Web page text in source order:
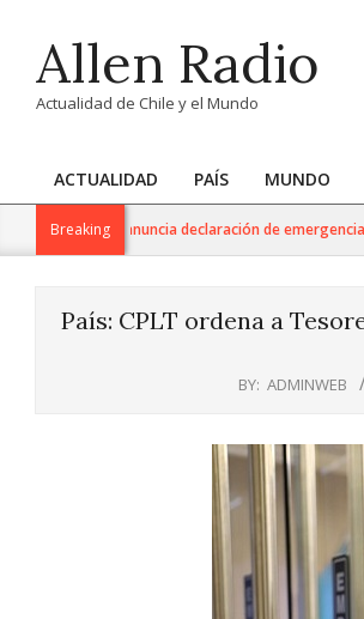
contentAllen Radio
Actualidad de Chile y el Mundo
Primary
Navigation
ACTUALIDAD PAÍS MUNDO
Breakinganuncia declaración de emergencia
País: CPLT ordena a
BY: ADMINWEB